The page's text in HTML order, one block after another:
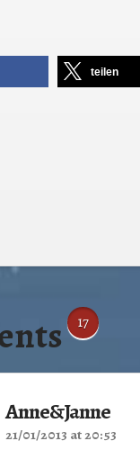
teilen
17
Anne&Janne
21/01/2013 at 20:53